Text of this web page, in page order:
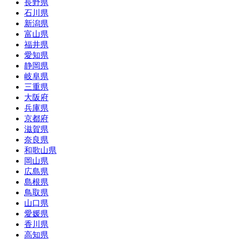
長野県
石川県
新潟県
富山県
福井県
愛知県
静岡県
岐阜県
三重県
大阪府
兵庫県
京都府
滋賀県
奈良県
和歌山県
岡山県
広島県
島根県
鳥取県
山口県
愛媛県
香川県
高知県